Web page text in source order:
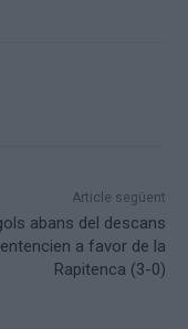
Article següent
abans del descans
a favor de la
Rapitenca (3-0)